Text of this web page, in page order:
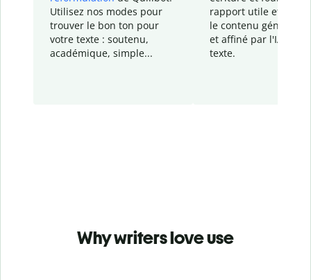
Utilisez nos modes pour
trouver le bon ton pour
votre texte : soutenu,
académique, simple...
rapport utile et
le contenu généré
et affiné par l'IA
texte.
Why writers love use